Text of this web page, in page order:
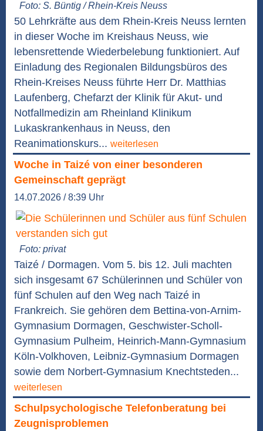
Foto: S. Büntig / Rhein-Kreis Neuss
50 Lehrkräfte aus dem Rhein-Kreis Neuss lernten
in dieser Woche im Kreishaus Neuss, wie
lebensrettende Wiederbelebung funktioniert. Auf
Einladung des Regionalen Bildungsbüros des
Rhein-Kreises Neuss führte Herr Dr. Matthias
Laufenberg, Chefarzt der Klinik für Akut- und
Notfallmedizin am Rheinland Klinikum
Lukaskrankenhaus in Neuss, den
Reanimationskurs... weiterlesen
Woche in Taizé von einer besonderen
Gemeinschaft geprägt
14.07.2026 / 8:39 Uhr
Foto: privat
Taizé / Dormagen. Vom 5. bis 12. Juli machten
sich insgesamt 67 Schülerinnen und Schüler von
fünf Schulen auf den Weg nach Taizé in
Frankreich. Sie gehören dem Bettina-von-Arnim-
Gymnasium Dormagen, Geschwister-Scholl-
Gymnasium Pulheim, Heinrich-Mann-Gymnasium
Köln-Volkhoven, Leibniz-Gymnasium Dormagen
sowie dem Norbert-Gymnasium Knechtsteden...
weiterlesen
Schulpsychologische Telefonberatung bei
Zeugnisproblemen